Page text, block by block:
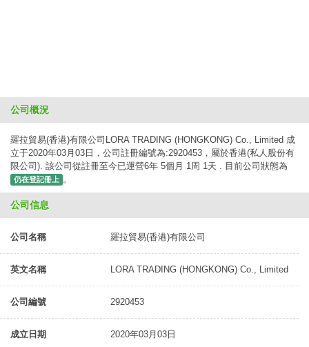
公司概況
羅拉貿易(香港)有限公司LORA TRADING (HONGKONG) Co., Limited 成
立于2020年03月03日，公司註冊編號為:2920453，屬於香港(私人股份有
限公司). 該公司從註冊至今已運營6年 5個月 1周 1天 . 目前公司狀態為
仍在登記冊上 。
公司信息
公司名稱 羅拉貿易(香港)有限公司
英文名稱 LORA TRADING (HONGKONG) Co., Limited
公司編號 2920453
成立日期 2020年03月03日